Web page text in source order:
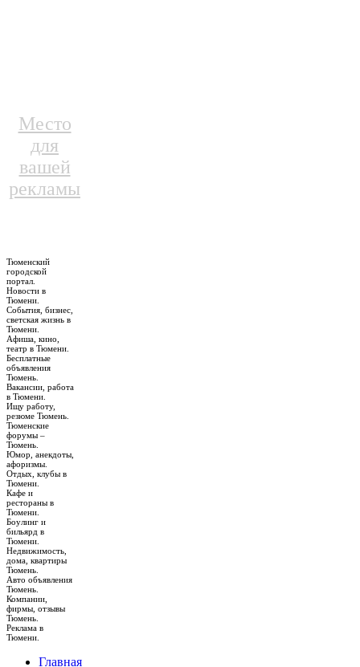
Место
для
вашей
рекламы
Тюменский
городской
портал.
Новости в
Тюмени.
События, бизнес,
светская жизнь в
Тюмени.
Афиша, кино,
театр в Тюмени.
Бесплатные
объявления
Тюмень.
Вакансии, работа
в Тюмени.
Ищу работу,
резюме Тюмень.
Тюменские
форумы –
Тюмень.
Юмор, анекдоты,
афоризмы.
Отдых, клубы в
Тюмени.
Кафе и
рестораны в
Тюмени.
Боулинг и
бильярд в
Тюмени.
Недвижимость,
дома, квартиры
Тюмень.
Авто объявления
Тюмень.
Компании,
фирмы, отзывы
Тюмень.
Реклама в
Тюмени.
Главная